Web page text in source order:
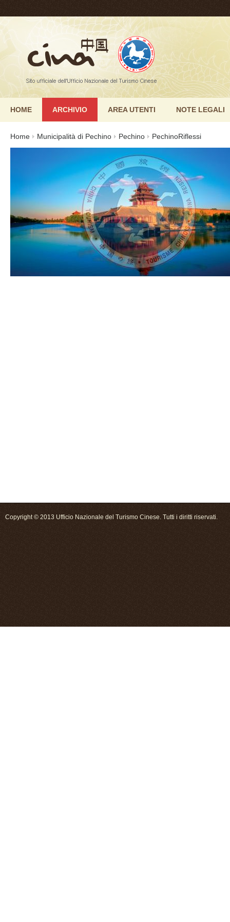
HOME ARCHIVIO AREA UTENTI NOTE LEGALI
Home Municipalità di Pechino Pechino PechinoRiflessi
Copyright © 2013 Ufficio Nazionale del Turismo Cinese. Tutti i diritti riservati.